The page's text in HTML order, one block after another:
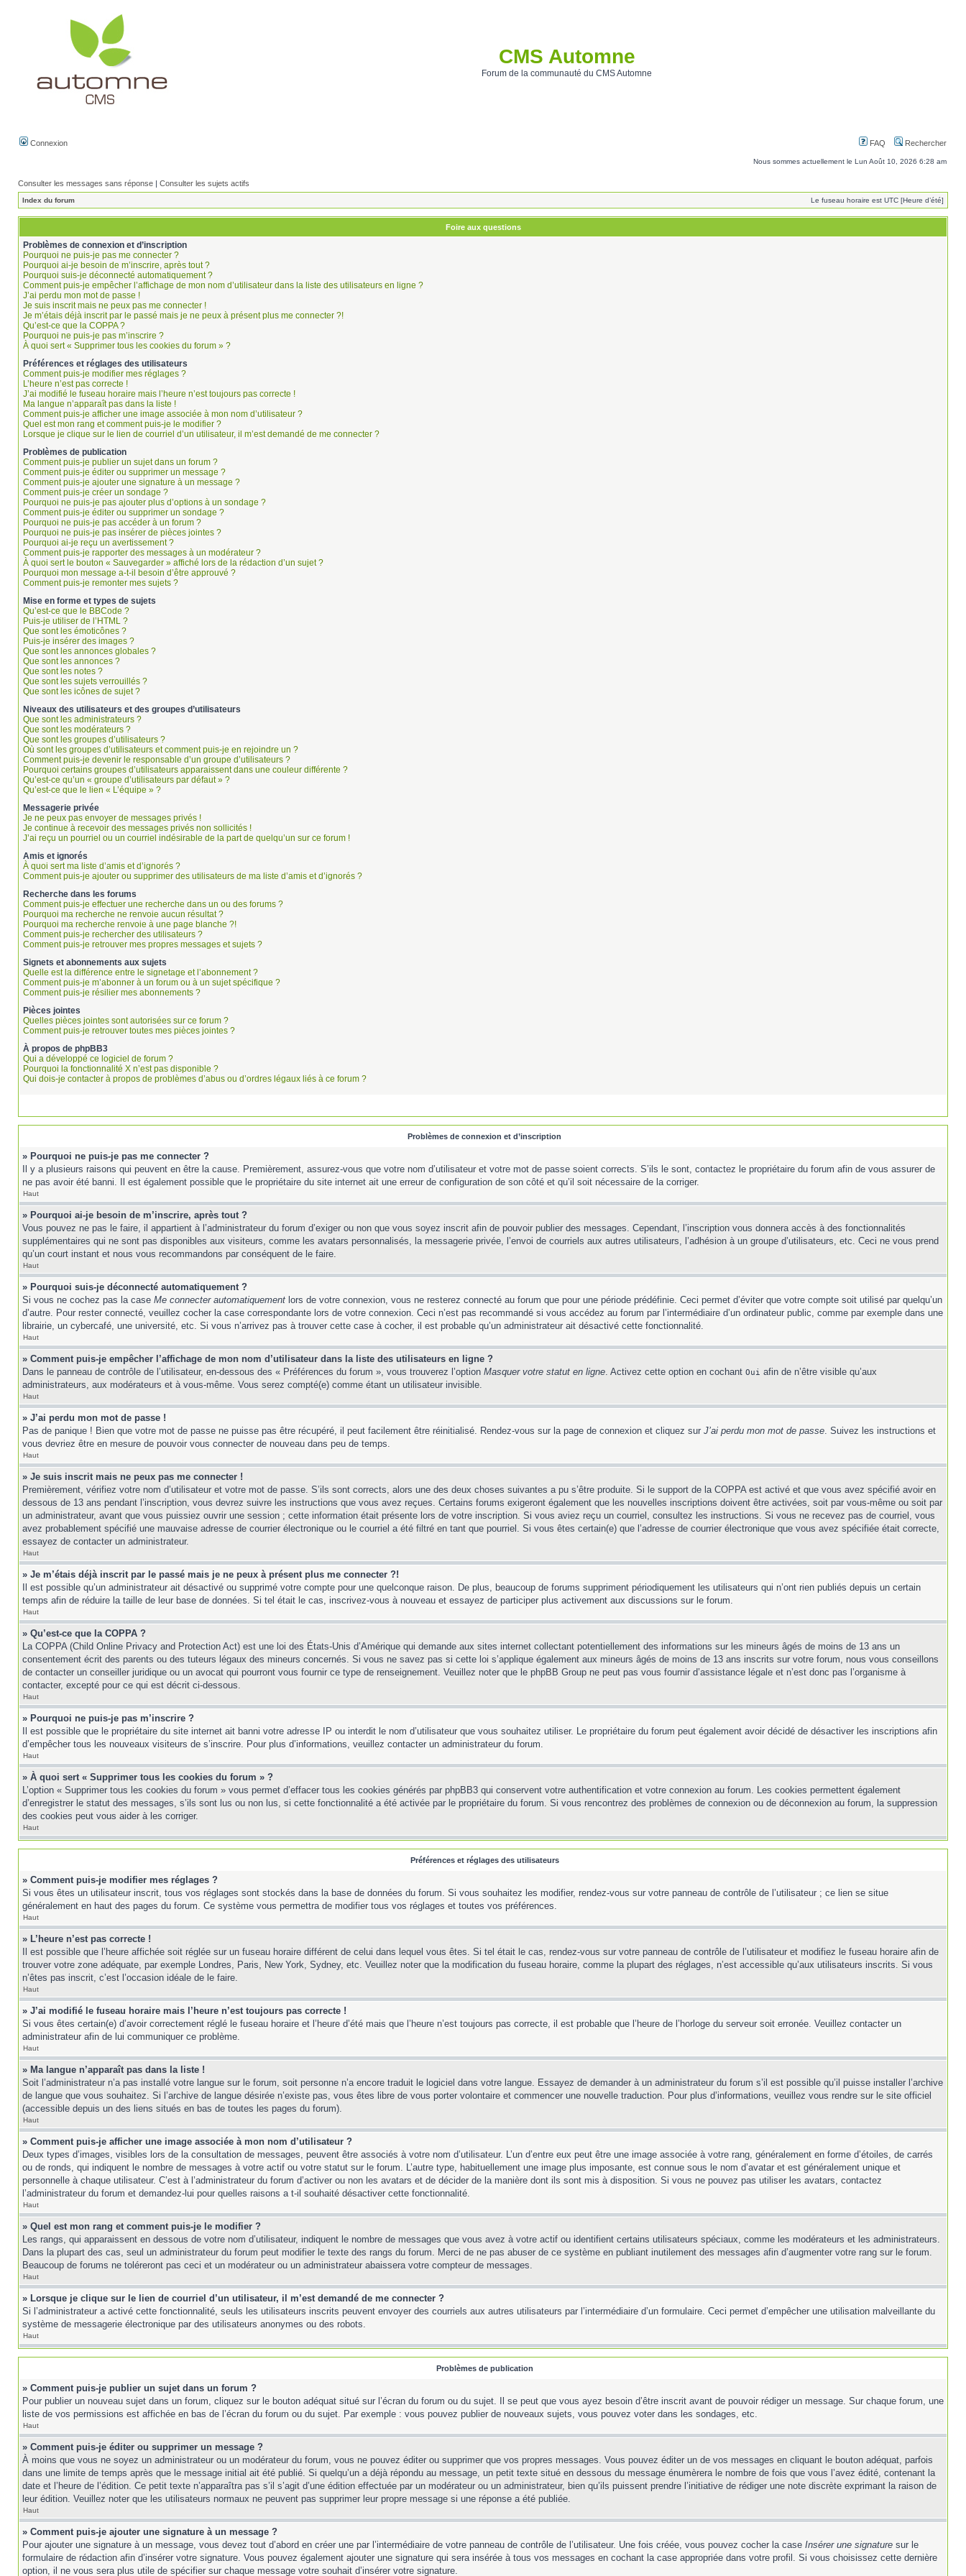
CMS Automne
Forum de la communauté du CMS Automne
Connexion FAQ Rechercher
Nous sommes actuellement le Lun Août 10, 2026 6:28 am
Consulter les messages sans réponse | Consulter les sujets actifs
Index du forum Le fuseau horaire est UTC [Heure d’été]
Foire aux questions
Problèmes de connexion et d’inscription
Pourquoi ne puis-je pas me connecter ?
Pourquoi ai-je besoin de m’inscrire, après tout ?
Pourquoi suis-je déconnecté automatiquement ?
Comment puis-je empêcher l’affichage de mon nom d’utilisateur dans la liste des utilisateurs en ligne ?
J’ai perdu mon mot de passe !
Je suis inscrit mais ne peux pas me connecter !
Je m’étais déjà inscrit par le passé mais je ne peux à présent plus me connecter ?!
Qu’est-ce que la COPPA ?
Pourquoi ne puis-je pas m’inscrire ?
À quoi sert « Supprimer tous les cookies du forum » ?
Préférences et réglages des utilisateurs
Comment puis-je modifier mes réglages ?
L’heure n’est pas correcte !
J’ai modifié le fuseau horaire mais l’heure n’est toujours pas correcte !
Ma langue n’apparaît pas dans la liste !
Comment puis-je afficher une image associée à mon nom d’utilisateur ?
Quel est mon rang et comment puis-je le modifier ?
Lorsque je clique sur le lien de courriel d’un utilisateur, il m’est demandé de me connecter ?
Problèmes de publication
Comment puis-je publier un sujet dans un forum ?
Comment puis-je éditer ou supprimer un message ?
Comment puis-je ajouter une signature à un message ?
Comment puis-je créer un sondage ?
Pourquoi ne puis-je pas ajouter plus d’options à un sondage ?
Comment puis-je éditer ou supprimer un sondage ?
Pourquoi ne puis-je pas accéder à un forum ?
Pourquoi ne puis-je pas insérer de pièces jointes ?
Pourquoi ai-je reçu un avertissement ?
Comment puis-je rapporter des messages à un modérateur ?
À quoi sert le bouton « Sauvegarder » affiché lors de la rédaction d’un sujet ?
Pourquoi mon message a-t-il besoin d’être approuvé ?
Comment puis-je remonter mes sujets ?
Mise en forme et types de sujets
Qu’est-ce que le BBCode ?
Puis-je utiliser de l’HTML ?
Que sont les émoticônes ?
Puis-je insérer des images ?
Que sont les annonces globales ?
Que sont les annonces ?
Que sont les notes ?
Que sont les sujets verrouillés ?
Que sont les icônes de sujet ?
Niveaux des utilisateurs et des groupes d’utilisateurs
Que sont les administrateurs ?
Que sont les modérateurs ?
Que sont les groupes d’utilisateurs ?
Où sont les groupes d’utilisateurs et comment puis-je en rejoindre un ?
Comment puis-je devenir le responsable d’un groupe d’utilisateurs ?
Pourquoi certains groupes d’utilisateurs apparaissent dans une couleur différente ?
Qu’est-ce qu’un « groupe d’utilisateurs par défaut » ?
Qu’est-ce que le lien « L’équipe » ?
Messagerie privée
Je ne peux pas envoyer de messages privés !
Je continue à recevoir des messages privés non sollicités !
J’ai reçu un pourriel ou un courriel indésirable de la part de quelqu’un sur ce forum !
Amis et ignorés
À quoi sert ma liste d’amis et d’ignorés ?
Comment puis-je ajouter ou supprimer des utilisateurs de ma liste d’amis et d’ignorés ?
Recherche dans les forums
Comment puis-je effectuer une recherche dans un ou des forums ?
Pourquoi ma recherche ne renvoie aucun résultat ?
Pourquoi ma recherche renvoie à une page blanche ?!
Comment puis-je rechercher des utilisateurs ?
Comment puis-je retrouver mes propres messages et sujets ?
Signets et abonnements aux sujets
Quelle est la différence entre le signetage et l’abonnement ?
Comment puis-je m’abonner à un forum ou à un sujet spécifique ?
Comment puis-je résilier mes abonnements ?
Pièces jointes
Quelles pièces jointes sont autorisées sur ce forum ?
Comment puis-je retrouver toutes mes pièces jointes ?
À propos de phpBB3
Qui a développé ce logiciel de forum ?
Pourquoi la fonctionnalité X n’est pas disponible ?
Qui dois-je contacter à propos de problèmes d’abus ou d’ordres légaux liés à ce forum ?
Problèmes de connexion et d’inscription
» Pourquoi ne puis-je pas me connecter ?
Il y a plusieurs raisons qui peuvent en être la cause. Premièrement, assurez-vous que votre nom d’utilisateur et votre mot de passe soient corrects. S’ils le sont, contactez le propriétaire du forum afin de vous assurer de
ne pas avoir été banni. Il est également possible que le propriétaire du site internet ait une erreur de configuration de son côté et qu’il soit nécessaire de la corriger.
Haut
» Pourquoi ai-je besoin de m’inscrire, après tout ?
Vous pouvez ne pas le faire, il appartient à l’administrateur du forum d’exiger ou non que vous soyez inscrit afin de pouvoir publier des messages. Cependant, l’inscription vous donnera accès à des fonctionnalités
supplémentaires qui ne sont pas disponibles aux visiteurs, comme les avatars personnalisés, la messagerie privée, l’envoi de courriels aux autres utilisateurs, l’adhésion à un groupe d’utilisateurs, etc. Ceci ne vous prend
qu’un court instant et nous vous recommandons par conséquent de le faire.
Haut
» Pourquoi suis-je déconnecté automatiquement ?
Si vous ne cochez pas la case Me connecter automatiquement lors de votre connexion, vous ne resterez connecté au forum que pour une période prédéfinie. Ceci permet d’éviter que votre compte soit utilisé par quelqu’un
d’autre. Pour rester connecté, veuillez cocher la case correspondante lors de votre connexion. Ceci n’est pas recommandé si vous accédez au forum par l’intermédiaire d’un ordinateur public, comme par exemple dans une
librairie, un cybercafé, une université, etc. Si vous n’arrivez pas à trouver cette case à cocher, il est probable qu’un administrateur ait désactivé cette fonctionnalité.
Haut
» Comment puis-je empêcher l’affichage de mon nom d’utilisateur dans la liste des utilisateurs en ligne ?
Dans le panneau de contrôle de l’utilisateur, en-dessous des « Préférences du forum », vous trouverez l’option Masquer votre statut en ligne. Activez cette option en cochant Oui afin de n’être visible qu’aux
administrateurs, aux modérateurs et à vous-même. Vous serez compté(e) comme étant un utilisateur invisible.
Haut
» J’ai perdu mon mot de passe !
Pas de panique ! Bien que votre mot de passe ne puisse pas être récupéré, il peut facilement être réinitialisé. Rendez-vous sur la page de connexion et cliquez sur J’ai perdu mon mot de passe. Suivez les instructions et
vous devriez être en mesure de pouvoir vous connecter de nouveau dans peu de temps.
Haut
» Je suis inscrit mais ne peux pas me connecter !
Premièrement, vérifiez votre nom d’utilisateur et votre mot de passe. S’ils sont corrects, alors une des deux choses suivantes a pu s’être produite. Si le support de la COPPA est activé et que vous avez spécifié avoir en
dessous de 13 ans pendant l’inscription, vous devrez suivre les instructions que vous avez reçues. Certains forums exigeront également que les nouvelles inscriptions doivent être activées, soit par vous-même ou soit par
un administrateur, avant que vous puissiez ouvrir une session ; cette information était présente lors de votre inscription. Si vous aviez reçu un courriel, consultez les instructions. Si vous ne recevez pas de courriel, vous
avez probablement spécifié une mauvaise adresse de courrier électronique ou le courriel a été filtré en tant que pourriel. Si vous êtes certain(e) que l’adresse de courrier électronique que vous avez spécifiée était correcte,
essayez de contacter un administrateur.
Haut
» Je m’étais déjà inscrit par le passé mais je ne peux à présent plus me connecter ?!
Il est possible qu’un administrateur ait désactivé ou supprimé votre compte pour une quelconque raison. De plus, beaucoup de forums suppriment périodiquement les utilisateurs qui n’ont rien publiés depuis un certain
temps afin de réduire la taille de leur base de données. Si tel était le cas, inscrivez-vous à nouveau et essayez de participer plus activement aux discussions sur le forum.
Haut
» Qu’est-ce que la COPPA ?
La COPPA (Child Online Privacy and Protection Act) est une loi des États-Unis d’Amérique qui demande aux sites internet collectant potentiellement des informations sur les mineurs âgés de moins de 13 ans un
consentement écrit des parents ou des tuteurs légaux des mineurs concernés. Si vous ne savez pas si cette loi s’applique également aux mineurs âgés de moins de 13 ans inscrits sur votre forum, nous vous conseillons
de contacter un conseiller juridique ou un avocat qui pourront vous fournir ce type de renseignement. Veuillez noter que le phpBB Group ne peut pas vous fournir d’assistance légale et n’est donc pas l’organisme à
contacter, excepté pour ce qui est décrit ci-dessous.
Haut
» Pourquoi ne puis-je pas m’inscrire ?
Il est possible que le propriétaire du site internet ait banni votre adresse IP ou interdit le nom d’utilisateur que vous souhaitez utiliser. Le propriétaire du forum peut également avoir décidé de désactiver les inscriptions afin
d’empêcher tous les nouveaux visiteurs de s’inscrire. Pour plus d’informations, veuillez contacter un administrateur du forum.
Haut
» À quoi sert « Supprimer tous les cookies du forum » ?
L’option « Supprimer tous les cookies du forum » vous permet d’effacer tous les cookies générés par phpBB3 qui conservent votre authentification et votre connexion au forum. Les cookies permettent également
d’enregistrer le statut des messages, s’ils sont lus ou non lus, si cette fonctionnalité a été activée par le propriétaire du forum. Si vous rencontrez des problèmes de connexion ou de déconnexion au forum, la suppression
des cookies peut vous aider à les corriger.
Haut
Préférences et réglages des utilisateurs
» Comment puis-je modifier mes réglages ?
Si vous êtes un utilisateur inscrit, tous vos réglages sont stockés dans la base de données du forum. Si vous souhaitez les modifier, rendez-vous sur votre panneau de contrôle de l’utilisateur ; ce lien se situe
généralement en haut des pages du forum. Ce système vous permettra de modifier tous vos réglages et toutes vos préférences.
Haut
» L’heure n’est pas correcte !
Il est possible que l’heure affichée soit réglée sur un fuseau horaire différent de celui dans lequel vous êtes. Si tel était le cas, rendez-vous sur votre panneau de contrôle de l’utilisateur et modifiez le fuseau horaire afin de
trouver votre zone adéquate, par exemple Londres, Paris, New York, Sydney, etc. Veuillez noter que la modification du fuseau horaire, comme la plupart des réglages, n’est accessible qu’aux utilisateurs inscrits. Si vous
n’êtes pas inscrit, c’est l’occasion idéale de le faire.
Haut
» J’ai modifié le fuseau horaire mais l’heure n’est toujours pas correcte !
Si vous êtes certain(e) d’avoir correctement réglé le fuseau horaire et l’heure d’été mais que l’heure n’est toujours pas correcte, il est probable que l’heure de l’horloge du serveur soit erronée. Veuillez contacter un
administrateur afin de lui communiquer ce problème.
Haut
» Ma langue n’apparaît pas dans la liste !
Soit l’administrateur n’a pas installé votre langue sur le forum, soit personne n’a encore traduit le logiciel dans votre langue. Essayez de demander à un administrateur du forum s’il est possible qu’il puisse installer l’archive
de langue que vous souhaitez. Si l’archive de langue désirée n’existe pas, vous êtes libre de vous porter volontaire et commencer une nouvelle traduction. Pour plus d’informations, veuillez vous rendre sur le site officiel
(accessible depuis un des liens situés en bas de toutes les pages du forum).
Haut
» Comment puis-je afficher une image associée à mon nom d’utilisateur ?
Deux types d’images, visibles lors de la consultation de messages, peuvent être associés à votre nom d’utilisateur. L’un d’entre eux peut être une image associée à votre rang, généralement en forme d’étoiles, de carrés
ou de ronds, qui indiquent le nombre de messages à votre actif ou votre statut sur le forum. L’autre type, habituellement une image plus imposante, est connue sous le nom d’avatar et est généralement unique et
personnelle à chaque utilisateur. C’est à l’administrateur du forum d’activer ou non les avatars et de décider de la manière dont ils sont mis à disposition. Si vous ne pouvez pas utiliser les avatars, contactez
l’administrateur du forum et demandez-lui pour quelles raisons a t-il souhaité désactiver cette fonctionnalité.
Haut
» Quel est mon rang et comment puis-je le modifier ?
Les rangs, qui apparaissent en dessous de votre nom d’utilisateur, indiquent le nombre de messages que vous avez à votre actif ou identifient certains utilisateurs spéciaux, comme les modérateurs et les administrateurs.
Dans la plupart des cas, seul un administrateur du forum peut modifier le texte des rangs du forum. Merci de ne pas abuser de ce système en publiant inutilement des messages afin d’augmenter votre rang sur le forum.
Beaucoup de forums ne toléreront pas ceci et un modérateur ou un administrateur abaissera votre compteur de messages.
Haut
» Lorsque je clique sur le lien de courriel d’un utilisateur, il m’est demandé de me connecter ?
Si l’administrateur a activé cette fonctionnalité, seuls les utilisateurs inscrits peuvent envoyer des courriels aux autres utilisateurs par l’intermédiaire d’un formulaire. Ceci permet d’empêcher une utilisation malveillante du
système de messagerie électronique par des utilisateurs anonymes ou des robots.
Haut
Problèmes de publication
» Comment puis-je publier un sujet dans un forum ?
Pour publier un nouveau sujet dans un forum, cliquez sur le bouton adéquat situé sur l’écran du forum ou du sujet. Il se peut que vous ayez besoin d’être inscrit avant de pouvoir rédiger un message. Sur chaque forum, une
liste de vos permissions est affichée en bas de l’écran du forum ou du sujet. Par exemple : vous pouvez publier de nouveaux sujets, vous pouvez voter dans les sondages, etc.
Haut
» Comment puis-je éditer ou supprimer un message ?
À moins que vous ne soyez un administrateur ou un modérateur du forum, vous ne pouvez éditer ou supprimer que vos propres messages. Vous pouvez éditer un de vos messages en cliquant le bouton adéquat, parfois
dans une limite de temps après que le message initial ait été publié. Si quelqu’un a déjà répondu au message, un petit texte situé en dessous du message énumèrera le nombre de fois que vous l’avez édité, contenant la
date et l’heure de l’édition. Ce petit texte n’apparaîtra pas s’il s’agit d’une édition effectuée par un modérateur ou un administrateur, bien qu’ils puissent prendre l’initiative de rédiger une note discrète exprimant la raison de
leur édition. Veuillez noter que les utilisateurs normaux ne peuvent pas supprimer leur propre message si une réponse a été publiée.
Haut
» Comment puis-je ajouter une signature à un message ?
Pour ajouter une signature à un message, vous devez tout d’abord en créer une par l’intermédiaire de votre panneau de contrôle de l’utilisateur. Une fois créée, vous pouvez cocher la case Insérer une signature sur le
formulaire de rédaction afin d’insérer votre signature. Vous pouvez également ajouter une signature qui sera insérée à tous vos messages en cochant la case appropriée dans votre profil. Si vous choisissez cette dernière
option, il ne vous sera plus utile de spécifier sur chaque message votre souhait d’insérer votre signature.